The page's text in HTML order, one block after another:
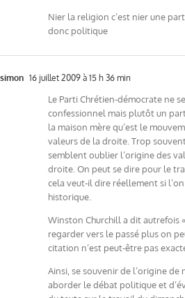
Nier la religion c’est nier une
donc politique
simon 16 juillet 2009 à 15 h 36 min
Le Parti Chrétien-démocrate ne
confessionnel mais plutôt un
la maison mère qu’est le
valeurs de la droite. Trop
semblent oublier l’origine des
droite. On peut se dire pour le
cela veut-il dire réellement si
historique.
Winston Churchill a dit autrefois
regarder vers le passé plus on
citation n’est peut-être pas
Ainsi, se souvenir de l’origine
aborder le débat politique et